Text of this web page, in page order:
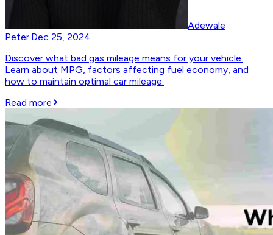
Adewale
Peter·Dec 25, 2024
Discover what bad gas mileage means for your vehicle.
Learn about MPG, factors affecting fuel economy, and
how to maintain optimal car mileage.
Read more